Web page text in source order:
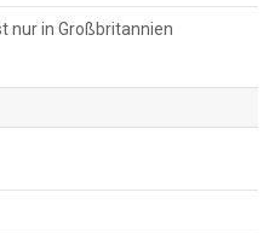
nur in Großbritannien